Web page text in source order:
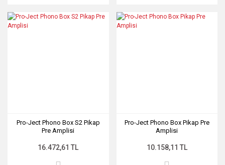
Pro-Ject Phono Box S2 Pikap
Pre Amplisi
16.472,61 TL
Pro-Ject Phono Box Pikap Pre
Amplisi
10.158,11 TL